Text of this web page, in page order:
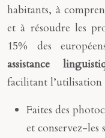
habitants, à
et à résoudre les
15% des
assistance
facilitant l’utilisation
Faites des
et conservez-les